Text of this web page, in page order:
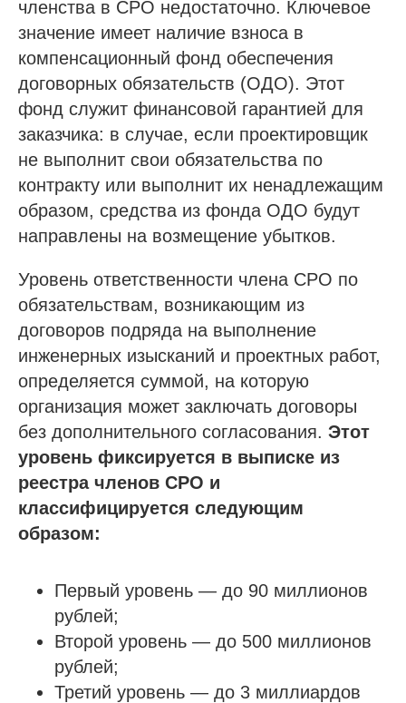
членства в СРО недостаточно. Ключевое
значение имеет наличие взноса в
компенсационный фонд обеспечения
договорных обязательств (ОДО). Этот
фонд служит финансовой гарантией для
заказчика: в случае, если проектировщик
не выполнит свои обязательства по
контракту или выполнит их ненадлежащим
образом, средства из фонда ОДО будут
направлены на возмещение убытков.
Уровень ответственности члена СРО по
обязательствам, возникающим из
договоров подряда на выполнение
инженерных изысканий и проектных работ,
определяется суммой, на которую
организация может заключать договоры
без дополнительного согласования. Этот
уровень фиксируется в выписке из
реестра членов СРО и
классифицируется следующим
образом:
Первый уровень — до 90 миллионов
рублей;
Второй уровень — до 500 миллионов
рублей;
Третий уровень — до 3 миллиардов